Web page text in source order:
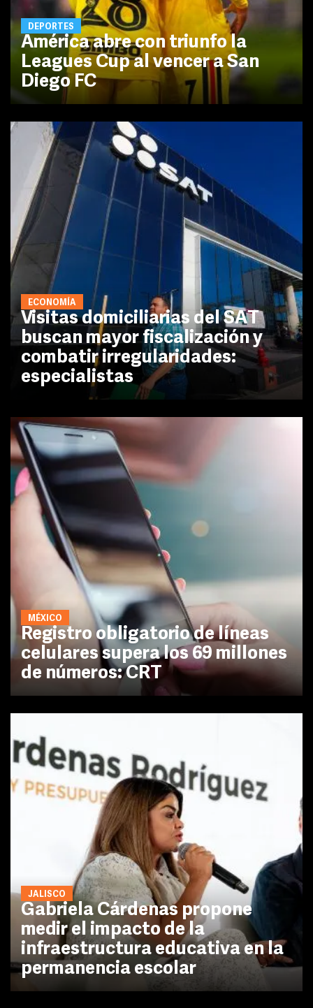
DEPORTES
América abre con triunfo la
Leagues Cup al vencer a San
Diego FC
ECONOMÍA
Visitas domiciliarias del SAT
buscan mayor fiscalización y
combatir irregularidades:
especialistas
MÉXICO
Registro obligatorio de líneas
celulares supera los 69 millones
de números: CRT
JALISCO
Gabriela Cárdenas propone
medir el impacto de la
infraestructura educativa en la
permanencia escolar